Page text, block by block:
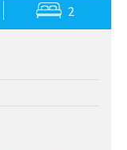
2